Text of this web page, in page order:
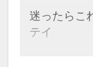
迷ったらこ
テイ